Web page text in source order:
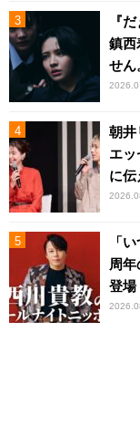
『
鎮西
せん
朝井
エッ
に伝
「
周
登場